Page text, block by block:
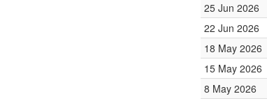
25 Jun 2026
22 Jun 2026
18 May 2026
15 May 2026
8 May 2026